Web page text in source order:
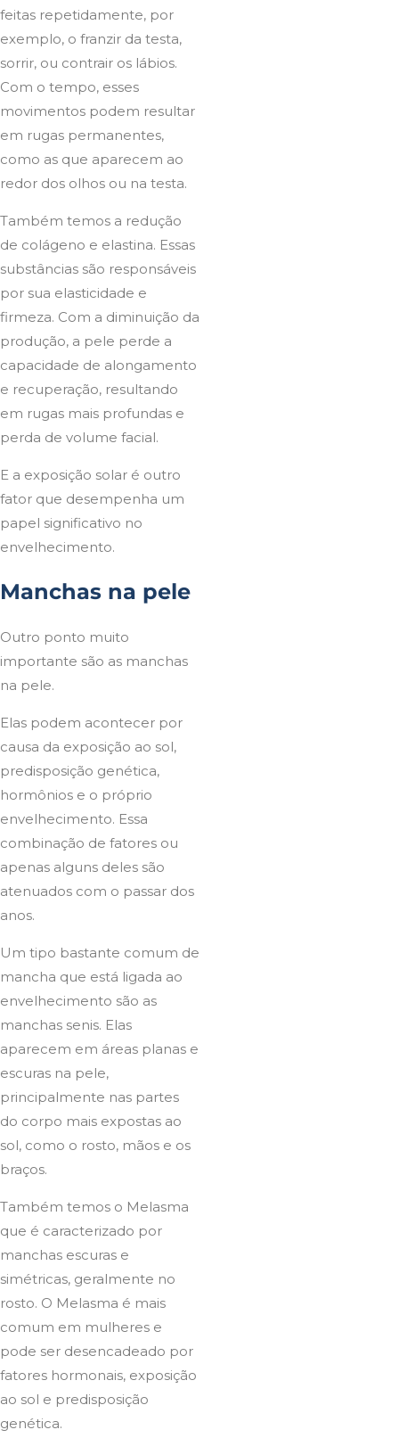
feitas repetidamente, por
exemplo, o franzir da testa,
sorrir, ou contrair os lábios.
Com o tempo, esses
movimentos podem resultar
em rugas permanentes,
como as que aparecem ao
redor dos olhos ou na testa.
Também temos a redução
de colágeno e elastina. Essas
substâncias são responsáveis
por sua elasticidade e
firmeza. Com a diminuição da
produção, a pele perde a
capacidade de alongamento
e recuperação, resultando
em rugas mais profundas e
perda de volume facial.
E a exposição solar é outro
fator que desempenha um
papel significativo no
envelhecimento.
Manchas na pele
Outro ponto muito
importante são as manchas
na pele.
Elas podem acontecer por
causa da exposição ao sol,
predisposição genética,
hormônios e o próprio
envelhecimento. Essa
combinação de fatores ou
apenas alguns deles são
atenuados com o passar dos
anos.
Um tipo bastante comum de
mancha que está ligada ao
envelhecimento são as
manchas senis. Elas
aparecem em áreas planas e
escuras na pele,
principalmente nas partes
do corpo mais expostas ao
sol, como o rosto, mãos e os
braços.
Também temos o Melasma
que é caracterizado por
manchas escuras e
simétricas, geralmente no
rosto. O Melasma é mais
comum em mulheres e
pode ser desencadeado por
fatores hormonais, exposição
ao sol e predisposição
genética.